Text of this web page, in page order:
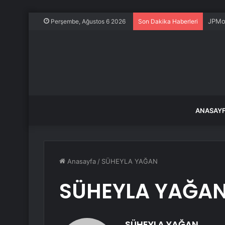
Perşembe, Ağustos 6 2026 Son Dakika Haberleri
Anasayfa / SÜHEYLA YAĞAN
SÜHEYLA